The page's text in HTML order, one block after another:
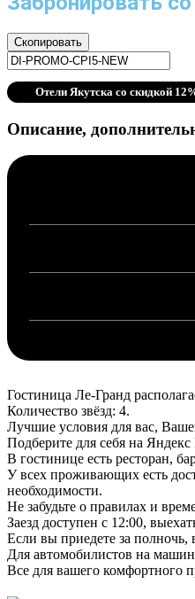
Скопировать
Отели Якутска со скидкой
Описание,
Гостиница Ле-Гранд
Количество звёзд: 4.
Лучшие условия для вас,
Подберите для себя на
В гостинице есть ресторан,
У всех проживающих есть
необходимости.
Не забудьте о правилах и
Заезд доступен с 12:00,
Если вы приедете за полночь,
Для автомобилистов на
Все для вашего комфортного